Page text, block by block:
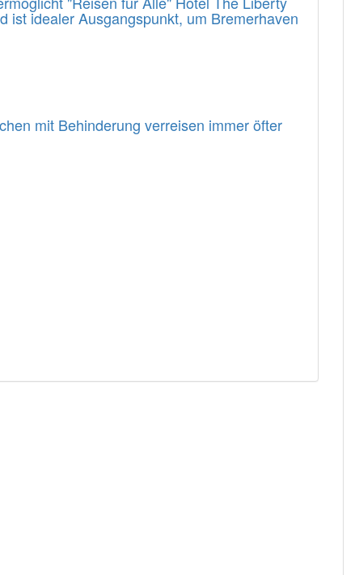
ist idealer Ausgangspunkt, um Bremerhaven
mit Behinderung verreisen immer öfter